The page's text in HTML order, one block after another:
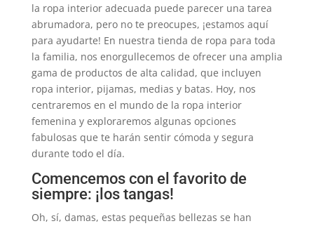
la ropa interior adecuada puede parecer una tarea
abrumadora, pero no te preocupes, ¡estamos aquí
para ayudarte! En nuestra tienda de ropa para toda
la familia, nos enorgullecemos de ofrecer una amplia
gama de productos de alta calidad, que incluyen
ropa interior, pijamas, medias y batas. Hoy, nos
centraremos en el mundo de la ropa interior
femenina y exploraremos algunas opciones
fabulosas que te harán sentir cómoda y segura
durante todo el día.
Comencemos con el favorito de
siempre: ¡los tangas!
Oh, sí, damas, estas pequeñas bellezas se han